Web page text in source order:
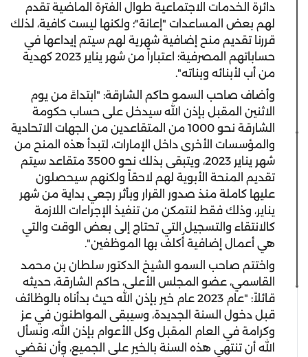
دائرة الخدمات الاجتماعية طوال الفترة الماضية تقدم
لهم بعض المساعدات "إعانة"؛ ولكنها ليست كافية، لذلك
قررنا تقديم منح إضافية شهرية لهم سيتم إيداعها في
حساباتهم المصرفية؛ اعتباراً من شهر يناير 2023 كهدية
من أب لأبنائه وبناته".
وأضاف صاحب السمو حاكم الشارقة: "ابتداءً من يوم
الاثنين المقبل بإذن الله سيدخل على حساب حكومة
الشارقة نحو 1000 من المتقاعدين من الجهات الاتحادية
والمؤسسات الأخرى داخل الإمارات، لتبدأ هذه المنح من
شهر يناير 2023، ويتبقى بذلك نحو 3500 متقاعد سيتم
تقديم المنحة الأبوية لهم لاحقاً ولكنهم سيحصلون
عليها كاملة منذ صدور القرار وبأثر رجعي بداية من شهر
يناير، وذلك فقط لنتمكن من تنفيذ الإجراءات اللازمة
كالانتقاء والتسجيل التي تحتاج إلى بعض الوقت والتي
هي أعمال إضافية أُكلف بها الموظفين".
واختتم صاحب السمو الشيخ الدكتور سلطان بن محمد
القاسمي، عضو المجلس الأعلى، حاكم الشارقة، حديثه
قائلاً: "عام 2023 عام خير بإذن الله حيث بدأناه بالوظائف
قبل دخول السنة الجديدة، وسيبقى المواطنون في عز
وكرامة في العام المقبل وكل الأعوام بإذن الله، ونسأل
الله أن تنتهي هذه السنة بالخير على الجميع، وأن نقضي